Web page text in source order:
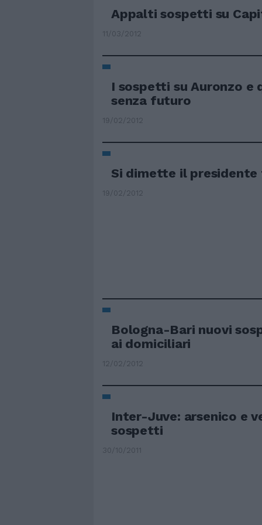
Appalti sospetti su
11/03/2012
I sospetti su Auronzo e
senza futuro
19/02/2012
Si dimette il presidente
19/02/2012
Bologna-Bari nuovi
ai domiciliari
12/02/2012
Inter-Juve: arsenico e
sospetti
30/10/2011